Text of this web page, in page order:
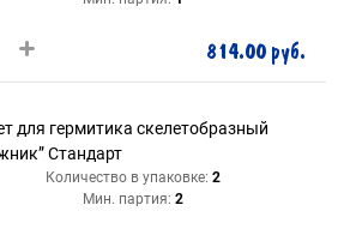
814.00 руб.
для гермитика скелетобразный
Стандарт
Количество в упаковке: 2
Мин. партия: 2